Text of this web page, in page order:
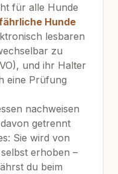
für alle Hunde
Hunde
lesbaren
zu
und ihr Halter
eine Prüfung
nachweisen
getrennt
Sie wird von
erhoben –
du beim